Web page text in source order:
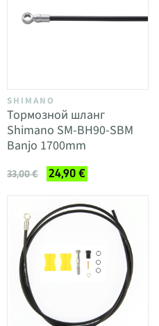
SHIMANO
Тормозной шланг
Shimano SM-BH90-SBM
Banjo 1700mm
33,00 € 24,90 €